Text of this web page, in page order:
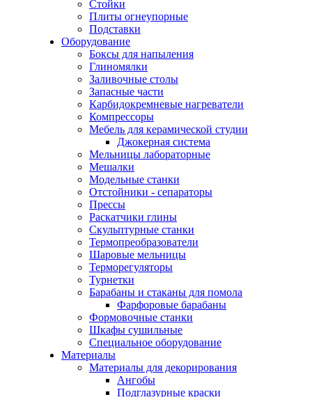
Стойки
Плиты огнеупорные
Подставки
Оборудование
Боксы для напыления
Глиномялки
Заливочные столы
Запасные части
Карбидокремневые нагреватели
Компрессоры
Мебель для керамической студии
Джокерная система
Мельницы лабораторные
Мешалки
Модельные станки
Отстойники - сепараторы
Прессы
Раскатчики глины
Скульптурные станки
Термопреобразователи
Шаровые мельницы
Терморегуляторы
Турнетки
Барабаны и стаканы для помола
Фарфоровые барабаны
Формовочные станки
Шкафы сушильные
Специальное оборудование
Материалы
Материалы для декорирования
Ангобы
Подглазурные краски